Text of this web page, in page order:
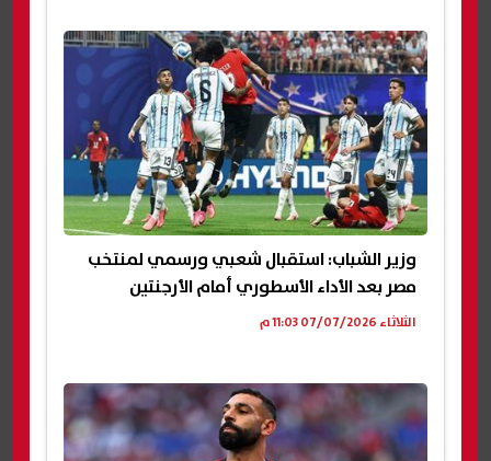
وزير الشباب: استقبال شعبي ورسمي لمنتخب
مصر بعد الأداء الأسطوري أمام الأرجنتين
الثلاثاء 07/07/2026 11:03 م